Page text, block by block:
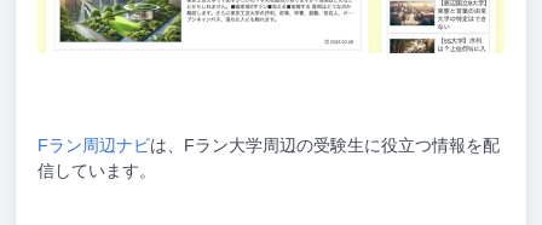
Fラン周辺ナビは、Fラン大学周辺の受験生に役立つ情報を配
信しています。